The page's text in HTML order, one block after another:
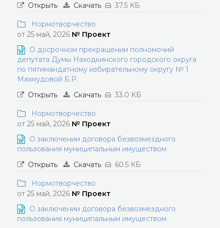
Открыть
Скачать 37.5 КБ
Нормотворчество
от 25 май, 2026 № Проект
О досрочном прекращении полномочий
депутата Думы Находкинского городского округа
по пятимандатному избирательному округу № 1
Махмудовой Б.Р.
Открыть
Скачать 33.0 КБ
Нормотворчество
от 25 май, 2026 № Проект
О заключении договора безвозмездного
пользования муниципальным имуществом
Открыть
Скачать 60.5 КБ
Нормотворчество
от 25 май, 2026 № Проект
О заключении договора безвозмездного
пользования муниципальным имуществом